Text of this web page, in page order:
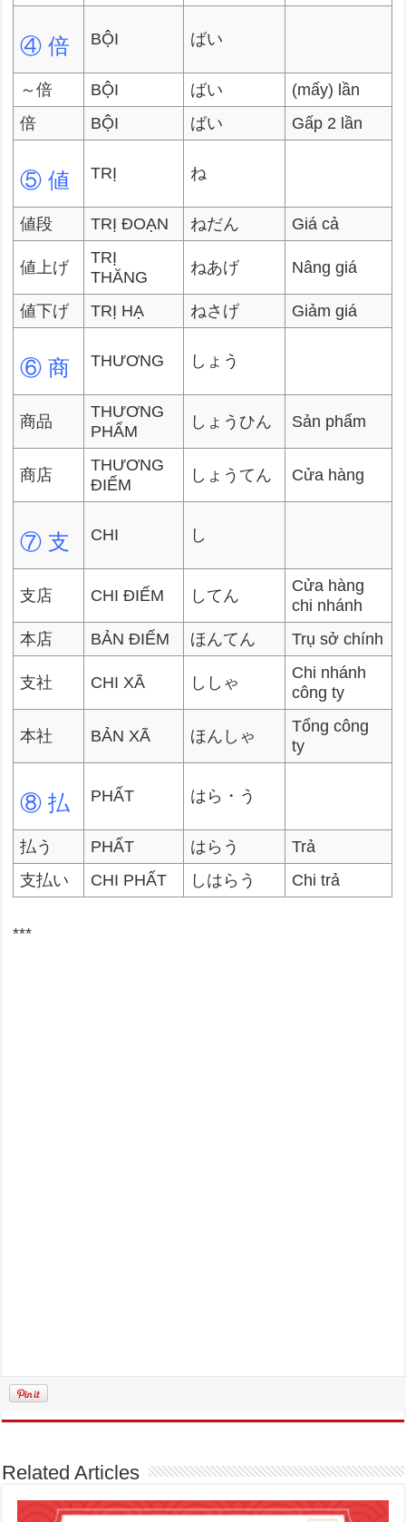
④ 倍 BỘI ばい
～倍 BỘI ばい
(mấy) lần
倍
BỘI ばい Gấp 2 lần
⑤ 値 TRỊ ね
値段 TRỊ ĐOẠN ねだん Giá cả
値上げ
TRỊ
THĂNG
ねあげ Nâng giá
値下げ TRỊ HẠ ねさげ Giảm giá
⑥ 商 THƯƠNG しょう
商品
THƯƠNG
PHẨM
しょうひん Sản phẩm
商店
THƯƠNG
ĐIẾM
しょうてん Cửa hàng
⑦ 支 CHI し
支店 CHI ĐIẾM してん
Cửa hàng
chi nhánh
本店
BẢN ĐIẾM ほんてん Trụ sở chính
支社 CHI XÃ ししゃ
Chi nhánh
công ty
本社 BẢN XÃ ほんしゃ
Tổng công
ty
⑧ 払 PHẤT はら・う
払う PHẤT はらう
Trả
支払い
CHI PHẤT しはらう Chi trả
***
Related Articles